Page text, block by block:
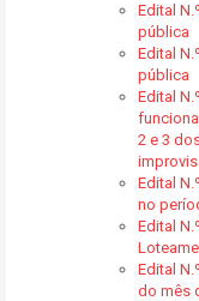
Edital
pública
Edital
pública
Edital
2 e 3
Edital
no
Edital
Edital
do mês